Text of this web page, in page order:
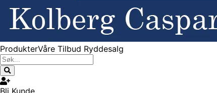
ProdukterVåre Tilbud Ryddesalg
Bli Kunde